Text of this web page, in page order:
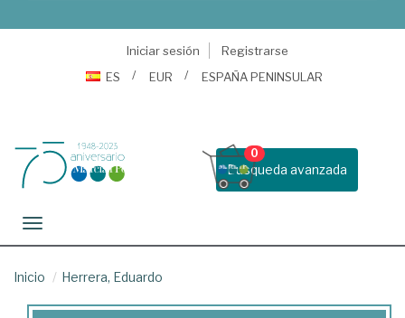
Iniciar sesión
Registrarse
ES
EUR ESPAÑA PENINSULAR
Busqueda avanzada
0
Toggle navigation
Inicio Herrera, Eduardo